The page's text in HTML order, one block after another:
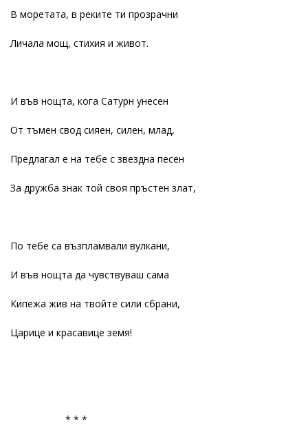
В моретата, в реките ти прозрачни
Личала мощ, стихия и живот.
И във нощта, кога Сатурн унесен
От тъмен свод сияен, силен, млад,
Предлагал е на тебе с звездна песен
За дружба знак той своя пръстен злат,
По тебе са възпламвали вулкани,
И във нощта да чувствуваш сама
Кипежа жив на твойте сили сбрани,
Царице и красавице земя!
* * *